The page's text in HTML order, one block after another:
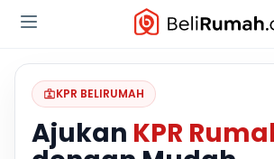
KPR BELIRUMAH
Ajukan KPR